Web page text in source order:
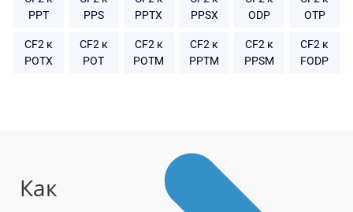
PPT
PPS
PPTX
PPSX
ODP
OTP
CF2 к
POTX
CF2 к
POT
CF2 к
POTM
CF2 к
PPTM
CF2 к
PPSM
CF2 к
FODP
Как